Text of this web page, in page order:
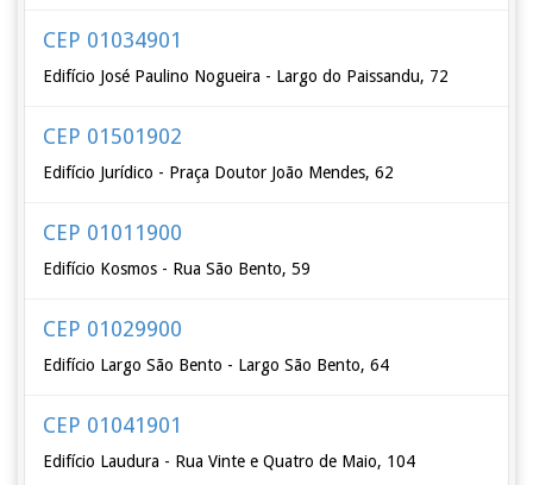
CEP 01034901
Edifício José Paulino Nogueira - Largo do Paissandu, 72
CEP 01501902
Edifício Jurídico - Praça Doutor João Mendes, 62
CEP 01011900
Edifício Kosmos - Rua São Bento, 59
CEP 01029900
Edifício Largo São Bento - Largo São Bento, 64
CEP 01041901
Edifício Laudura - Rua Vinte e Quatro de Maio, 104